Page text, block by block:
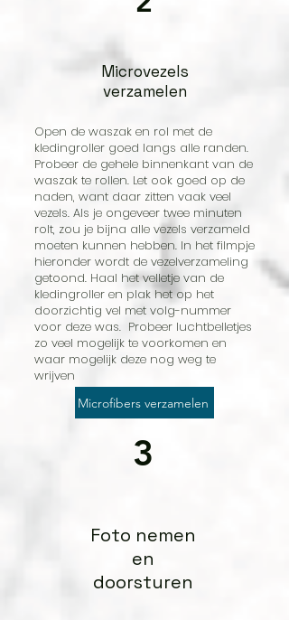
Microvezels
verzamelen
Open de waszak en rol met de
kledingroller goed langs alle randen.
Probeer de gehele binnenkant van de
waszak te rollen. Let ook goed op de
naden, want daar zitten vaak veel
vezels. Als je ongeveer twee minuten
rolt, zou je bijna alle vezels verzameld
moeten kunnen hebben. In het filmpje
hieronder wordt de vezelverzameling
getoond. Haal het velletje van de
kledingroller en plak het op het
doorzichtig vel met volg-nummer
voor deze was. Probeer luchtbelletjes
zo veel mogelijk te voorkomen en
waar mogelijk deze nog weg te
wrijven
Microfibers verzamelen
3
Foto nemen
en
doorsturen